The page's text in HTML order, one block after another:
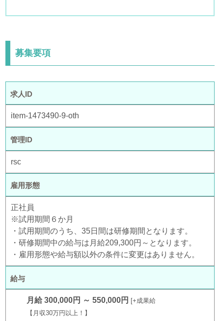
募集要項
求人ID
item-1473490-9-oth
管理ID
rsc
雇用形態
正社員
※試用期間６か月
・試用期間のうち、35日間は研修期間となります。
・研修期間中の給与は月給209,300円～となります。
・雇用形態や給与額以外の条件に変更はありません。
給与
月給 300,000円 ～ 550,000円
+成果給
【月収30万円以上！】